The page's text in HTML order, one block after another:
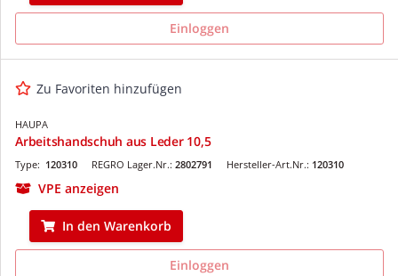
Einloggen
Zu Favoriten hinzufügen
HAUPA
Arbeitshandschuh aus Leder 10,5
REGRO Lager.Nr.: 2802791
Type: 120310 Hersteller-Art.Nr.: 120310
VPE anzeigen
In den Warenkorb
Einloggen